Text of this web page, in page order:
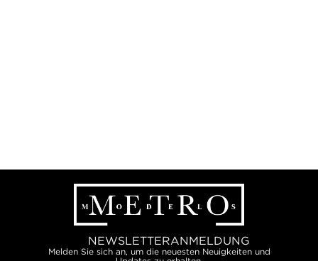
NEWSLETTERANMELDUNG
Melden Sie sich an, um die neuesten Neuigkeiten und